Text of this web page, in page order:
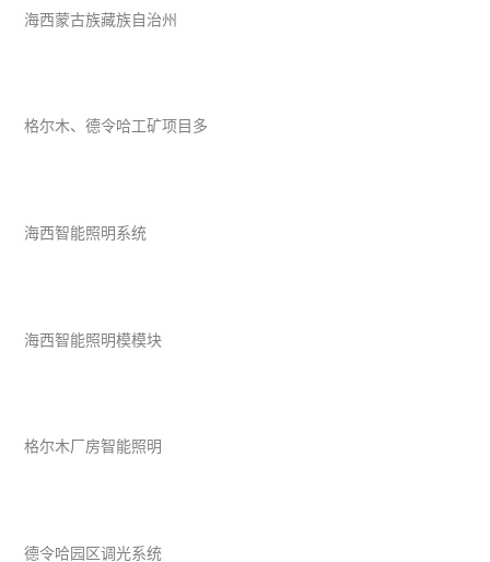
海西蒙古族藏族自治州
格尔木、德令哈工矿项目多
海西智能照明系统
海西智能照明模模块
格尔木厂房智能照明
德令哈园区调光系统